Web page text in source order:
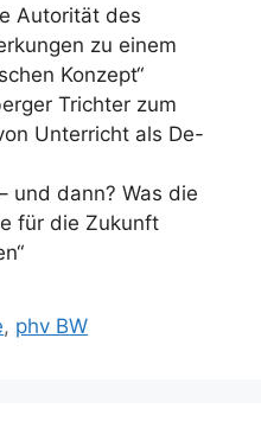
Autorität des
zu einem
Konzept“
Trichter zum
Unterricht als De-
und dann? Was die
für die Zukunft
, phv BW